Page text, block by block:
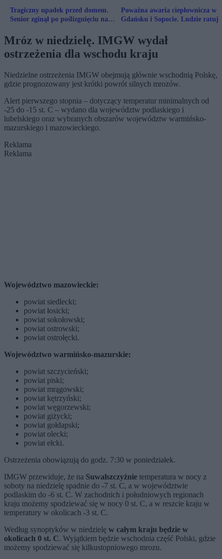
Tragiczny upadek przed domem.
Senior zginął po poślizgnięciu na
Poważna awaria ciepłownicza w
Gdańsku i Sopocie. Ludzie
Mróz w niedzielę. IMGW wydał
ostrzeżenia dla wschodu kraju
Niedzielne ostrzeżenia IMGW obejmują głównie wschodnią Polskę,
gdzie prognozowany jest krótki powrót silnych mrozów.
Alert pierwszego stopnia – dotyczący temperatur minimalnych od
-25 do -15 st. C – wydano dla województw podlaskiego i
lubelskiego oraz wybranych obszarów województw warmińsko-
mazurskiego i mazowieckiego.
Reklama
Reklama
Województwo mazowieckie:
powiat siedlecki;
powiat łosicki;
powiat sokołowski;
powiat ostrowski;
powiat ostrołęcki.
Województwo warmińsko-mazurskie:
powiat szczycieński;
powiat piski;
powiat mrągowski;
powiat kętrzyński;
powiat węgorzewski;
powiat giżycki;
powiat gołdapski;
powiat olecki;
powiat ełcki.
Ostrzeżenia obowiązują do godz. 7:30 w poniedziałek.
IMGW przewiduje, że na Suwalszczyźnie temperatura w nocy z
soboty na niedzielę spadnie do -7 st. C, a w województwie
podlaskim do -6 st. C. W zachodnich i południowych regionach
kraju możemy spodziewać się w nocy 0 st. C, a w reszcie kraju w
temperatury w okolicach -3 st. C.
Według synoptyków w niedzielę w całym kraju będzie w
okolicach 0 st. C. Wyjątkiem będzie wschodnia część Polski, gdzie
możemy spodziewać się kilkustopniowego mrozu.